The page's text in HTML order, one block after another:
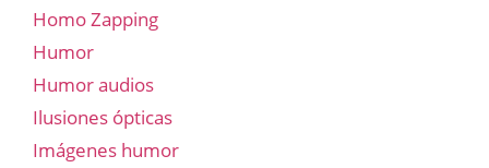
Homo Zapping
Humor
Humor audios
Ilusiones ópticas
Imágenes humor